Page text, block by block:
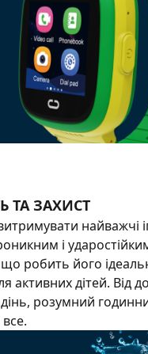
ТА ЗАХИСТ
найважчі
і
робить його
активних дітей. Від
розумний